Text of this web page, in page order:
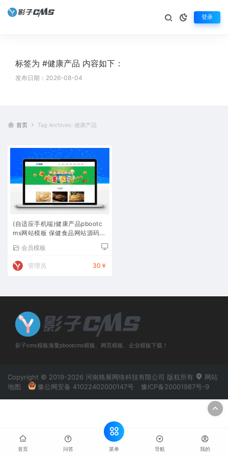
登录
标签为 #健康产品 内容如下：
发布日期：2026-08-04
首页 Tag Archives: 健康产品
(自适应手机端)健康产品pbootc
ms网站模板 保健食品网站源码下
会员模板
管理员 30￥
影子cms模板海量pbootcms模板、网页模板、企业模板下载！
Copyright © 2019-2026 河南格展网络科技有限公司 版权所有
网站
地图
豫公网安备 41022402000147号 豫ICP备20001987号-9
首页 问答 菜单 导航 我的